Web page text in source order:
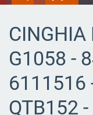
CINGHIA
G1058 -
6111516
QTB152